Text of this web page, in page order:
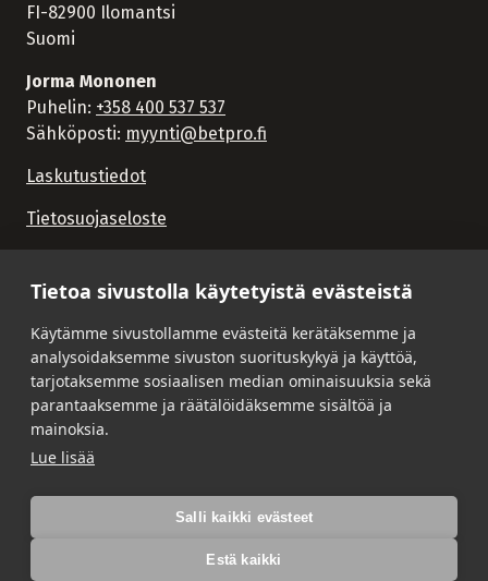
Tietoa sivustolla käytetyistä evästeistä
Käytämme sivustollamme evästeitä kerätäksemme ja
analysoidaksemme sivuston suorituskykyä ja käyttöä,
tarjotaksemme sosiaalisen median ominaisuuksia sekä
parantaaksemme ja räätälöidäksemme sisältöä ja
mainoksia.
Lue lisää
Salli kaikki evästeet
Estä kaikki
FI-82900 Ilomantsi
Suomi
Jorma Mononen
Puhelin: +358 400 537 537
Sähköposti: myynti@betpro.fi
Laskutustiedot
Tietosuojaseloste